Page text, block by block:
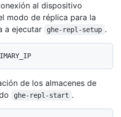
al dispositivo
modo de réplica para la
a ejecutar
ghe-repl-setup .
de los almacenes de
ghe-repl-start .